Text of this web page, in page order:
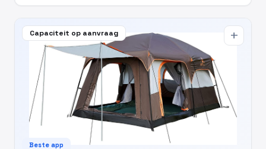
Capaciteit op aanvraag
Beste app
add